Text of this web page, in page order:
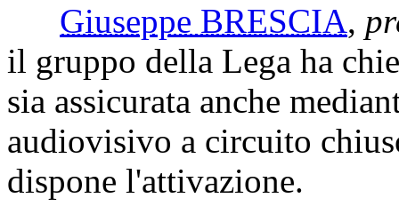
Giuseppe BRESCIA,
il gruppo della Lega ha
sia assicurata anche
audiovisivo a circuito
dispone l'attivazione.